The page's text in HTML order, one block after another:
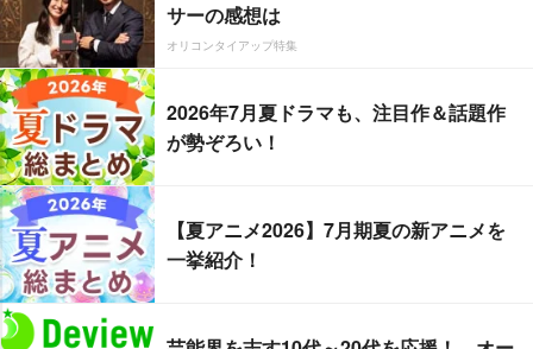
サーの感想は
オリコンタイアップ特集
2026年7月夏ドラマも、注目作＆話題作
が勢ぞろい！
【夏アニメ2026】7月期夏の新アニメを
一挙紹介！